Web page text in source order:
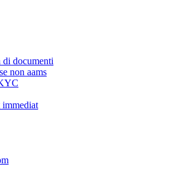
di documenti
non aams
immediat